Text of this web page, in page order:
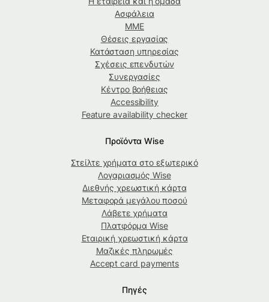
Ασφάλεια
ΜΜΕ
Θέσεις εργασίας
Κατάσταση υπηρεσίας
Σχέσεις επενδυτών
Συνεργασίες
Κέντρο βοήθειας
Accessibility
Feature availability checker
Προϊόντα Wise
Στείλτε χρήματα στο εξωτερικό
Λογαριασμός Wise
Διεθνής χρεωστική κάρτα
Μεταφορά μεγάλου ποσού
Λάβετε χρήματα
Πλατφόρμα Wise
Εταιρική χρεωστική κάρτα
Μαζικές πληρωμές
Accept card payments
Πηγές